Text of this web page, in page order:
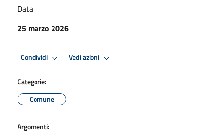
Data :
25 marzo 2026
Condividi Vedi azioni
Categorie:
Comune
Argomenti: